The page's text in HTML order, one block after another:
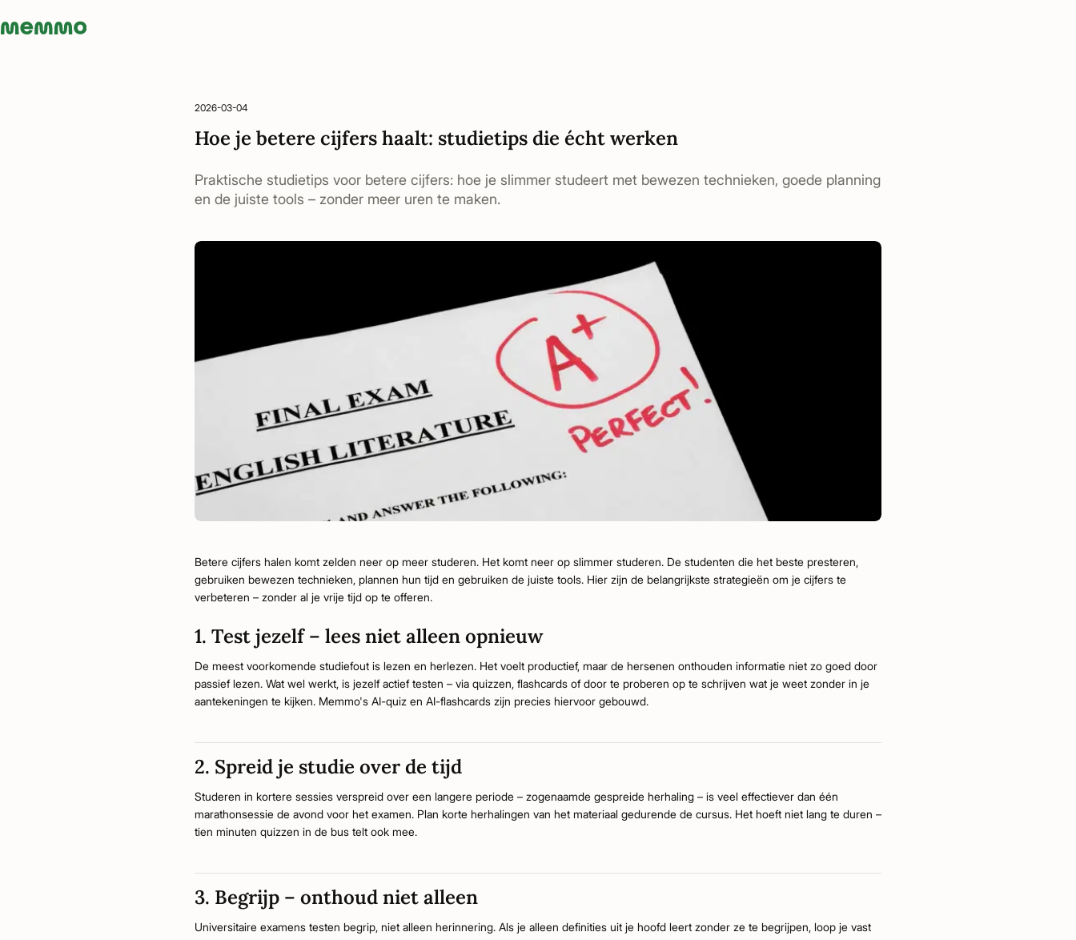
Memmo - AI-verktyg och digital kurslitteratur
2026-03-04
Hoe je betere cijfers haalt: studietips die écht werken
Praktische studietips voor betere cijfers: hoe je slimmer studeert met bewezen technieken, goede planning
en de juiste tools – zonder meer uren te maken.
Betere cijfers halen komt zelden neer op meer studeren. Het komt neer op slimmer studeren. De studenten die het beste presteren,
gebruiken bewezen technieken, plannen hun tijd en gebruiken de juiste tools. Hier zijn de belangrijkste strategieën om je cijfers te
verbeteren – zonder al je vrije tijd op te offeren.
1. Test jezelf – lees niet alleen opnieuw
De meest voorkomende studiefout is lezen en herlezen. Het voelt productief, maar de hersenen onthouden informatie niet zo goed door
passief lezen. Wat wel werkt, is jezelf actief testen – via quizzen, flashcards of door te proberen op te schrijven wat je weet zonder in je
aantekeningen te kijken. Memmo's AI-quiz en AI-flashcards zijn precies hiervoor gebouwd.
2. Spreid je studie over de tijd
Studeren in kortere sessies verspreid over een langere periode – zogenaamde gespreide herhaling – is veel effectiever dan één
marathonsessie de avond voor het examen. Plan korte herhalingen van het materiaal gedurende de cursus. Het hoeft niet lang te duren –
tien minuten quizzen in de bus telt ook mee.
3. Begrijp – onthoud niet alleen
Universitaire examens testen begrip, niet alleen herinnering. Als je alleen definities uit je hoofd leert zonder ze te begrijpen, loop je vast